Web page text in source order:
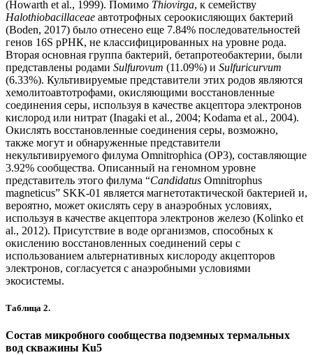
(Howarth et al., 1999). Помимо Thiovirga, к семейству
Halothiobacillaceae автотрофных сероокисляющих бактерий
(Boden, 2017) было отнесено еще 7.84% последовательностей
генов 16S рРНК, не классифицированных на уровне рода.
Вторая основная группа бактерий, бетапротеобактерии, были
представлены родами Sulfurovum (11.09%) и Sulfuricurvum
(6.33%). Культивируемые представители этих родов являются
хемолитоавтотрофами, окисляющими восстановленные
соединения серы, используя в качестве акцептора электронов
кислород или нитрат (Inagaki et al., 2004; Kodama et al., 2004).
Окислять восстановленные соединения серы, возможно,
также могут и обнаруженные представители
некультивируемого филума Omnitrophica (ОР3), составляющие
3.92% сообщества. Описанный на геномном уровне
представитель этого филума “Candidatus Omnitrophus
magneticus” SKK-01 является магнетотактической бактерией и,
вероятно, может окислять серу в анаэробных условиях,
используя в качестве акцептора электронов железо (Kolinko et
al., 2012). Присутствие в воде организмов, способных к
окислению восстановленных соединений серы с
использованием альтернативных кислороду акцепторов
электронов, согласуется с анаэробными условиями
экосистемы.
Таблица 2.
Состав микробного сообщества подземных термальных
вод скважины Ku5